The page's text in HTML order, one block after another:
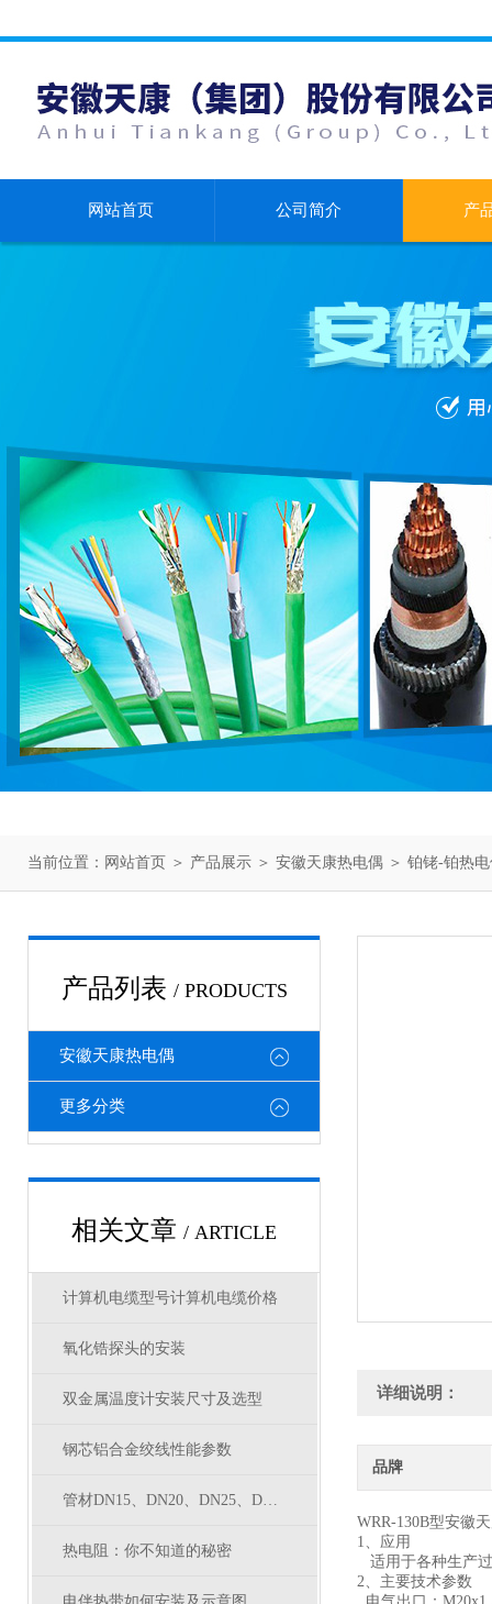
网站首页 公司简介 产
当前位置： 网站首页 ＞ 产品展示 ＞ 安徽天康热电偶 ＞ 铂铑-铂热
产品列表 / PRODUCTS
安徽天康热电偶
更多分类
相关文章 / ARTICLE
计算机电缆型号计算机电缆价格
氧化锆探头的安装
双金属温度计安装尺寸及选型
钢芯铝合金绞线性能参数
管材DN15、DN20、DN25、DN32、DN40、DN50对应外径
热电阻：你不知道的秘密
详细说明：
品牌
WRR-130B型安徽
1、应用
适用于各种生产
2、主要技术参数